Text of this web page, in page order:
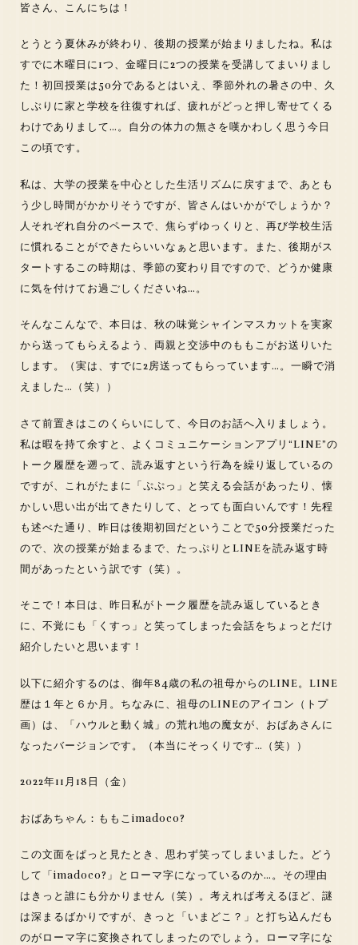
皆さん、こんにちは！
とうとう夏休みが終わり、後期の授業が始まりましたね。私は
すでに木曜日に1つ、金曜日に2つの授業を受講してまいりまし
た！初回授業は50分であるとはいえ、季節外れの暑さの中、久
しぶりに家と学校を往復すれば、疲れがどっと押し寄せてくる
わけでありまして…。自分の体力の無さを嘆かわしく思う今日
この頃です。
私は、大学の授業を中心とした生活リズムに戻すまで、あとも
う少し時間がかかりそうですが、皆さんはいかがでしょうか？
人それぞれ自分のペースで、焦らずゆっくりと、再び学校生活
に慣れることができたらいいなぁと思います。また、後期がス
タートするこの時期は、季節の変わり目ですので、どうか健康
に気を付けてお過ごしくださいね…。
そんなこんなで、本日は、秋の味覚シャインマスカットを実家
から送ってもらえるよう、両親と交渉中のももこがお送りいた
します。（実は、すでに2房送ってもらっています…。一瞬で消
えました…（笑））
さて前置きはこのくらいにして、今日のお話へ入りましょう。
私は暇を持て余すと、よくコミュニケーションアプリ“LINE”の
トーク履歴を遡って、読み返すという行為を繰り返しているの
ですが、これがたまに「ぷぷっ」と笑える会話があったり、懐
かしい思い出が出てきたりして、とっても面白いんです！先程
も述べた通り、昨日は後期初回だということで50分授業だった
ので、次の授業が始まるまで、たっぷりとLINEを読み返す時
間があったという訳です（笑）。
そこで！本日は、昨日私がトーク履歴を読み返しているとき
に、不覚にも「くすっ」と笑ってしまった会話をちょっとだけ
紹介したいと思います！
以下に紹介するのは、御年84歳の私の祖母からのLINE。LINE
歴は１年と６か月。ちなみに、祖母のLINEのアイコン（トプ
画）は、「ハウルと動く城」の荒れ地の魔女が、おばあさんに
なったバージョンです。（本当にそっくりです…（笑））
2022年11月18日（金）
おばあちゃん：ももこimadoco?
この文面をぱっと見たとき、思わず笑ってしまいました。どう
して「imadoco?」とローマ字になっているのか…。その理由
はきっと誰にも分かりません（笑）。考えれば考えるほど、謎
は深まるばかりですが、きっと「いまどこ？」と打ち込んだも
のがローマ字に変換されてしまったのでしょう。ローマ字にな